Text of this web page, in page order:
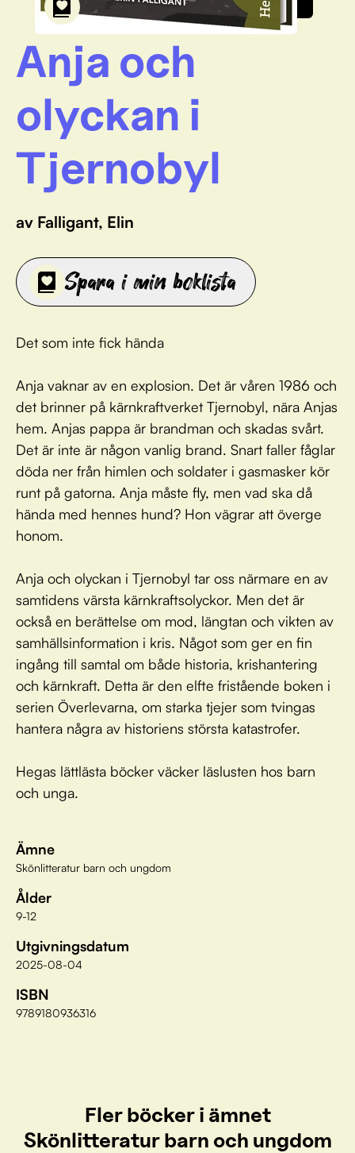
Anja och
olyckan i
Tjernobyl
av Falligant, Elin
Spara i min boklista
Det som inte fick hända
Anja vaknar av en explosion. Det är våren 1986 och
det brinner på kärnkraftverket Tjernobyl, nära Anjas
hem. Anjas pappa är brandman och skadas svårt.
Det är inte är någon vanlig brand. Snart faller fåglar
döda ner från himlen och soldater i gasmasker kör
runt på gatorna. Anja måste fly, men vad ska då
hända med hennes hund? Hon vägrar att överge
honom.
Anja och olyckan i Tjernobyl tar oss närmare en av
samtidens värsta kärnkraftsolyckor. Men det är
också en berättelse om mod, längtan och vikten av
samhällsinformation i kris. Något som ger en fin
ingång till samtal om både historia, krishantering
och kärnkraft. Detta är den elfte fristående boken i
serien Överlevarna, om starka tjejer som tvingas
hantera några av historiens största katastrofer.
Hegas lättlästa böcker väcker läslusten hos barn
och unga.
Ämne
Skönlitteratur barn och ungdom
Ålder
9-12
Utgivningsdatum
2025-08-04
ISBN
9789180936316
Fler böcker i ämnet
Skönlitteratur barn och ungdom